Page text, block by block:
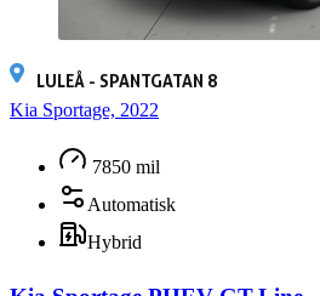
LULEÅ - SPANTGATAN 8
Kia Sportage, 2022
7850 mil
Automatisk
Hybrid